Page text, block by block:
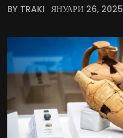
BY TRAKI ЯНУАРИ 26, 2025